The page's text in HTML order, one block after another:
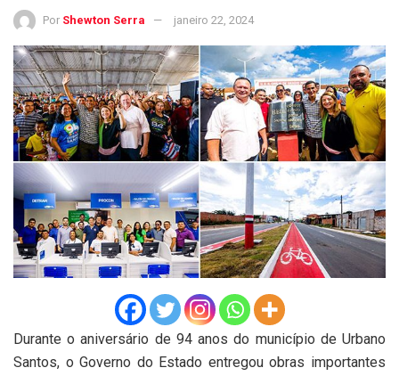
Por Shewton Serra janeiro 22, 2024
Durante o aniversário de 94 anos do município de Urbano
Santos, o Governo do Estado entregou obras importantes